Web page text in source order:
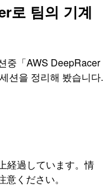
로 팀의 기계
중「AWS DeepRacer
션을 정리해 봤습니다.
経過しています。情
ください。